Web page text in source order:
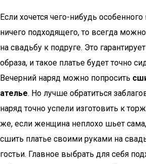
Если хочется чего-нибудь
ничего подходящего, то всегда
на свадьбу к подруге. Это
образа, и такое платье будет точно
Вечерний наряд можно попросить
ателье. Но лучше обратиться
наряд точно успели изготовить к
же, если женщина неплохо шьет сама,
сшить платье своими руками на
гостьи. Главное выбрать для себя